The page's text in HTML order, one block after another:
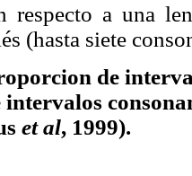
respecto a una
(hasta siete
de
intervalos
et al, 1999).